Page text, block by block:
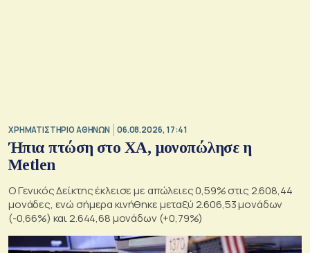
XΡΗΜΑΤΙΣΤΗΡΙΟ ΑΘΗΝΩΝ 06.08.2026, 17:41
Ήπια πτώση στο ΧΑ, μονοπώλησε η
Metlen
O Γενικός Δείκτης έκλεισε με απώλειες 0,59% στις 2.608,44
μονάδες, ενώ σήμερα κινήθηκε μεταξύ 2.606,53 μονάδων
(-0,66%) και 2.644,68 μονάδων (+0,79%)